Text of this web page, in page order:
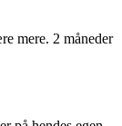
mere. 2 måneder